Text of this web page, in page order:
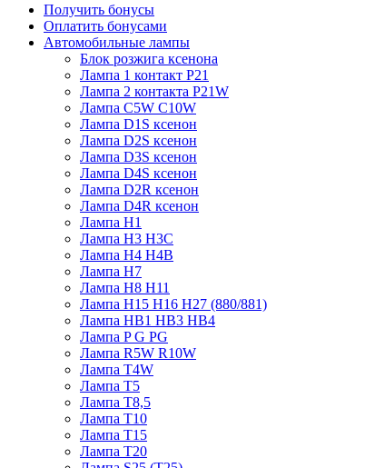
Получить бонусы
Оплатить бонусами
Автомобильные лампы
Блок розжига ксенона
Лампа 1 контакт P21
Лампа 2 контакта P21W
Лампа C5W C10W
Лампа D1S ксенон
Лампа D2S ксенон
Лампа D3S ксенон
Лампа D4S ксенон
Лампа D2R ксенон
Лампа D4R ксенон
Лампа H1
Лампа H3 H3C
Лампа H4 H4B
Лампа H7
Лампа H8 H11
Лампа H15 H16 H27 (880/881)
Лампа HB1 HB3 HB4
Лампа P G PG
Лампа R5W R10W
Лампа T4W
Лампа T5
Лампа T8,5
Лампа T10
Лампа T15
Лампа T20